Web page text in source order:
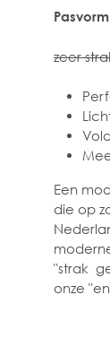
Pasvorm
zeer
Een
die op
"strak
onze